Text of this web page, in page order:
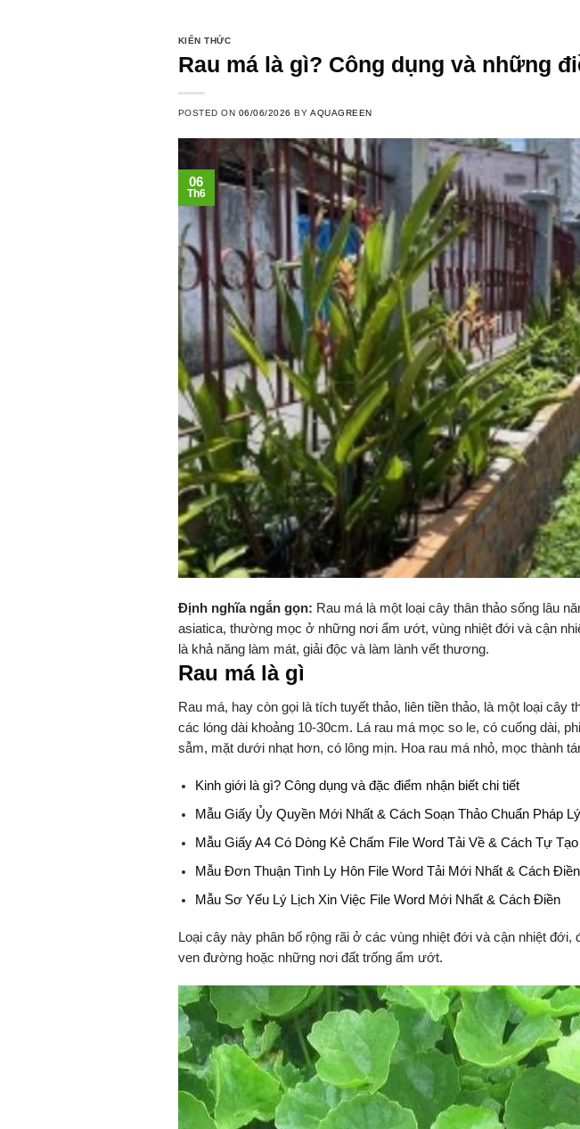
KIẾN THỨC
Rau má là gì? Công dụng và những
POSTED ON 06/06/2026 BYAQUAGREEN
06
Th6
Định nghĩa ngắn gọn: Rau má là một loại cây thân thảo sống lâu
asiatica, thường mọc ở những nơi ẩm ướt, vùng nhiệt đới và cận
là khả năng làm mát, giải độc và làm lành vết thương.
Rau má là gì
Rau má, hay còn gọi là tích tuyết thảo, liên tiền thảo, là một loại
các lóng dài khoảng 10-30cm. Lá rau má mọc so le, có cuống dài,
sẫm, mặt dưới nhạt hơn, có lông mịn. Hoa rau má nhỏ, mọc thành
Kinh giới là gì? Công dụng và đặc điểm nhận biết chi tiết
Mẫu Giấy Ủy Quyền Mới Nhất & Cách Soạn Thảo Chuẩn Pháp Lý
Mẫu Giấy A4 Có Dòng Kẻ Chấm File Word Tải Về & Cách Tự Tạo
Mẫu Đơn Thuận Tình Ly Hôn File Word Tải Mới Nhất & Cách Điền
Mẫu Sơ Yếu Lý Lịch Xin Việc File Word Mới Nhất & Cách Điền
Loại cây này phân bố rộng rãi ở các vùng nhiệt đới và cận nhiệt
ven đường hoặc những nơi đất trống ẩm ướt.